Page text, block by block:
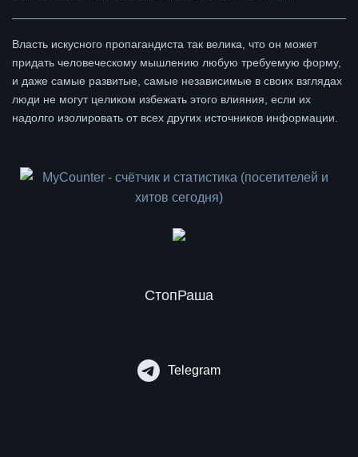
Власть искусного пропагандиста так велика, что он может
придать человеческому мышлению любую требуемую форму,
и даже самые развитые, самые независимые в своих взглядах
люди не могут целиком избежать этого влияния, если их
надолго изолировать от всех других источников информации.
СтопРаша
Telegram